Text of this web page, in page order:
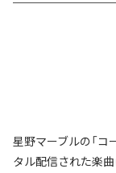
星野マーブルの「コ
タル配信された楽曲